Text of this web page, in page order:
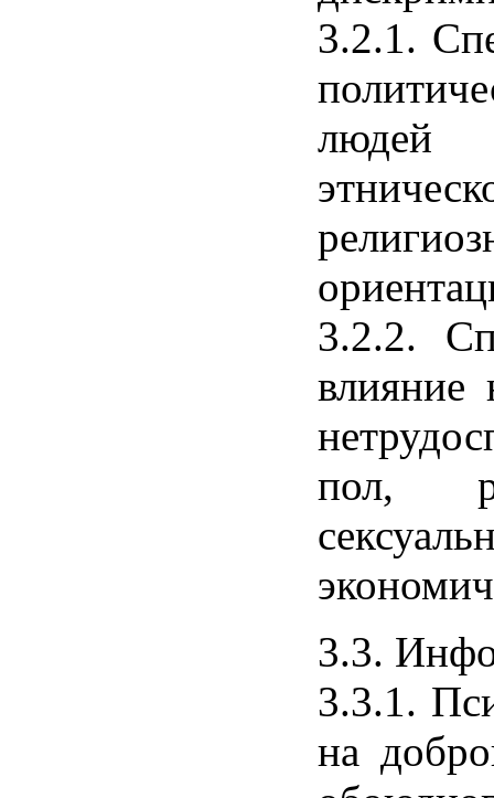
3.2.1.
людей
3.2.2.
влияние
пол,
3.3.
3.3.1.
на